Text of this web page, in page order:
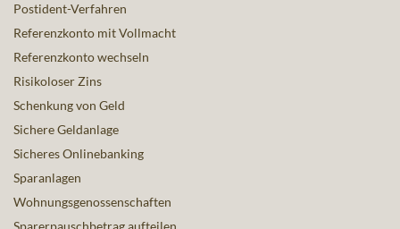
Postident-Verfahren
Referenzkonto mit Vollmacht
Referenzkonto wechseln
Risikoloser Zins
Schenkung von Geld
Sichere Geldanlage
Sicheres Onlinebanking
Sparanlagen
Wohnungsgenossenschaften